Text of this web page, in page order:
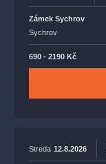
Zámek Sychrov
Sychrov
690 - 2190 Kč
Streda 12.8.2026